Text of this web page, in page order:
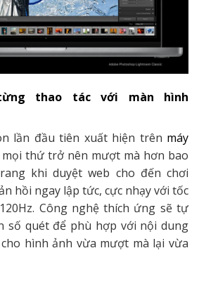
thao tác với màn hình
lần đầu tiên xuất hiện trên máy
thứ trở nên mượt mà hơn bao
khi duyệt web cho đến chơi
hồi ngay lập tức, cực nhạy với tốc
Công nghệ thích ứng sẽ tự
số quét để phù hợp với nội dung
hình ảnh vừa mượt mà lại vừa